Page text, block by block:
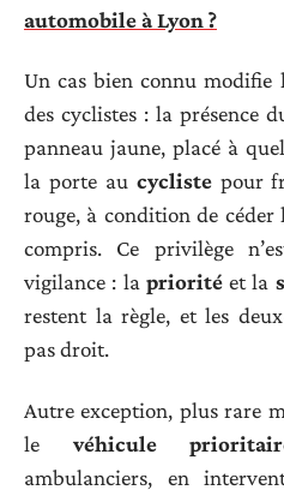
automobile à Lyon ?
Un cas bien connu
des cyclistes : la présence
panneau jaune, placé à
la porte au cyclistepour
rouge, à condition de céder
compris. Ce privilège
vigilance : la prioritéet la
restent la règle, et les
pas droit.
Autre exception, plus rare
le véhicule
ambulanciers, en